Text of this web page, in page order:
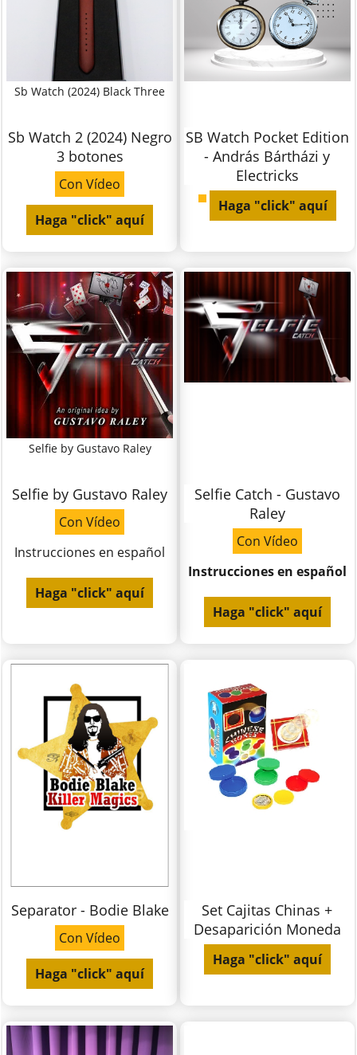
Sb Watch (2024) Black Three
Sb Watch 2 (2024) Negro
3 botones
Con Vídeo
Haga "click" aquí
SB Watch Pocket Edition
- András Bártházi y
Electricks
Haga "click" aquí
Selfie by Gustavo Raley
Selfie by Gustavo Raley
Con Vídeo
Instrucciones en español
Haga "click" aquí
Selfie Catch - Gustavo
Raley
Con Vídeo
Instrucciones en español
Haga "click" aquí
Separator - Bodie Blake
Con Vídeo
Haga "click" aquí
Set Cajitas Chinas +
Desaparición Moneda
Haga "click" aquí